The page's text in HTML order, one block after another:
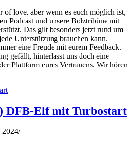
of love, aber wenn es euch möglich ist,
Podcast und unsere Bolztribüne mit
Das gilt besonders jetzt rund um
Unterstützung brauchen kann.
eine Freude mit eurem Feedback.
gefällt, hinterlasst uns doch eine
Plattform eures Vertrauens. Wir hören
DFB-Elf mit Turbostart
2024